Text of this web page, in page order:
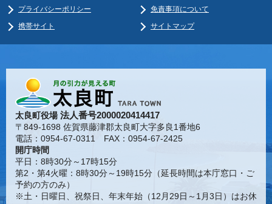
プライバシーポリシー
免責事項について
携帯サイト
サイトマップ
太良町役場法人番号2000020414417
〒849-1698 佐賀県藤津郡太良町大字多良1番地6
電話：0954-67-0311 FAX：0954-67-2425
開庁時間
平日：8時30分～17時15分
第2・第4火曜：8時30分～19時15分（延長時間は本庁窓口・ご
予約の方のみ）
※土・日曜日、祝祭日、年末年始（12月29日～1月3日）はお休